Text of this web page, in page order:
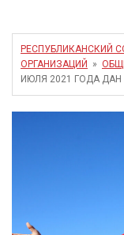
РЕСПУБЛИКАНСКИЙ
ОРГАНИЗАЦИЙ
»
ИЮЛЯ 2021 ГОДА